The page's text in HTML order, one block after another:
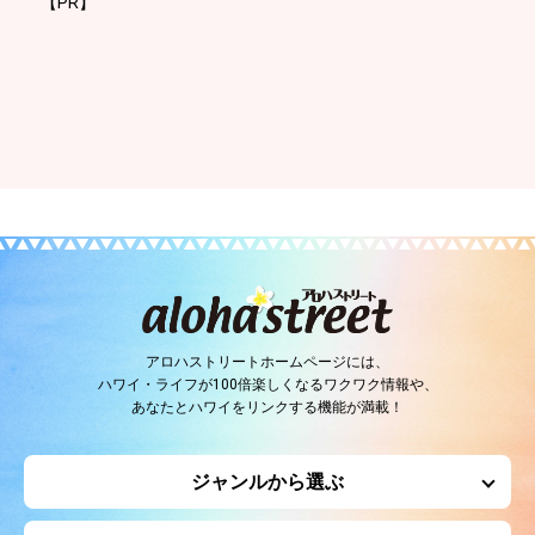
アロハストリートホームページには、
ハワイ・ライフが100倍楽しくなるワクワク情報や、
あなたとハワイをリンクする機能が満載！
ジャンルから選ぶ